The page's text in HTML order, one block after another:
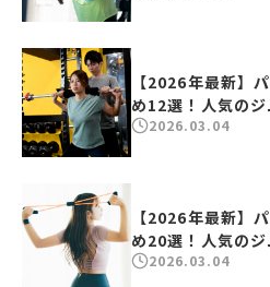
【2026年最新】
め12選！人気の
2026.03.04
【2026年最新】
め20選！人気の
2026.03.04